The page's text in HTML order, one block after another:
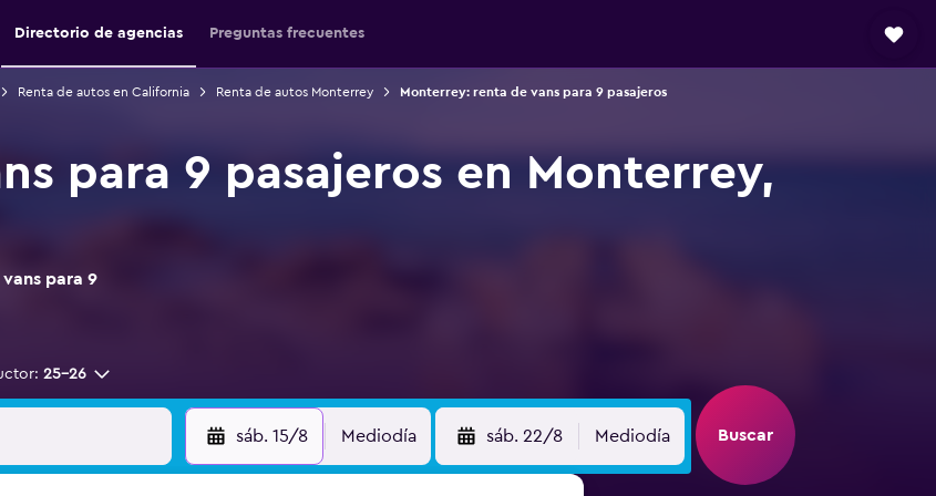
Directorio de agencias Preguntas frecuentes
Renta de autos en California Renta de autos Monterrey Monterrey: renta de vans para 9 pasajeros
para 9 pasajeros en Monterrey,
para 9
25-26
sáb. 15/8 Mediodía sáb. 22/8 Mediodía Buscar